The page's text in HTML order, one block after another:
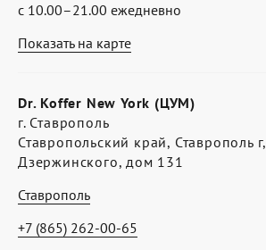
Показать на карте
с 10.00–21.00 ежедневно
Dr. Koffer New York (ЦУМ)
г. Ставрополь
Ставропольский край, Ставрополь г,
Дзержинского, дом 131
Ставрополь
+7 (865) 262-00-65